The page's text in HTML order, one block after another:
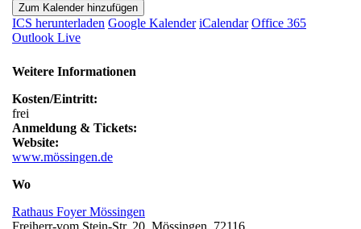
Zum Kalender hinzufügen
ICS herunterladen Google Kalender iCalendar Office 365
Outlook Live
Weitere Informationen
Kosten/Eintritt:
frei
Anmeldung & Tickets:
Website:
www.mössingen.de
Wo
Rathaus Foyer Mössingen
Freiherr-vom Stein-Str. 20, Mössingen, 72116